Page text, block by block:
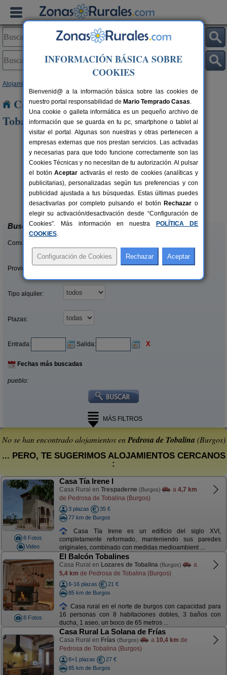
Alojamientos
Casas Rurales cerca de Pedrosa de
Tobalina
8-10+1 pers.
desde47 €
Casa Rural El Tirabeque
Ruyales del Agua (Burgos)
Buscar
Comunidades:
Provincias/Islas:
Tipo alquiler:
Plazas:
Entrada: Salida: X
Fechas más buscadas
pueblo:
MÁS FILTROS
No se han encontrado alojamientos enPedrosa de Tobalina (Burgos)
... PERO, TE SUGERIMOS ALOJAMIENTOS CERCANOS
:
8 Fotos
Video
Casa Tía Irene I
Casa Rural en Trespaderne (Burgos) a 4,7 km
de Pedrosa de Tobalina (Burgos)
3 plazas
35 €
77 km de Burgos
Casa Tía Irene es un edificio del siglo XVI,
completamente reformado, manteniendo sus paredes
originales, combinado con medidas medioambient ...
8 Fotos
El Balcón Tobalines
Casa Rural en Lozares de Tobalina (Burgos)
a
5,4 km de Pedrosa de Tobalina (Burgos)
6-16 plazas
21 €
85 km de Burgos
Casa rural en el norte de burgos con capacidad para
16 personas con 8 habitaciones dobles, 3 baños con
ducha, 1 aseo, un txoco de 65 metros ...
Casa Rural La Solana de Frías
Casa Rural en Frías (Burgos) a 10,4 km de
Pedrosa de Tobalina (Burgos)
8+1 plazas
27 €
85 km de Burgos
INFORMACIÓN BÁSICA SOBRE
COOKIES
Bienvenid@ a la información básica sobre las cookies de
nuestro portal responsabilidad de Mario Temprado Casas.
Una cookie o galleta informática es un pequeño archivo de
información que se guarda en tu pc, smartphone o tablet al
visitar el portal. Algunas son nuestras y otras pertenecen a
empresas externas que nos prestan servicios. Las activadas
y necesarias para que todo funcione correctamente son las
Cookies Técnicas y no necesitan de tu autorización. Al pulsar
el botónAceptar activarás el resto de cookies (analíticas y
publicitarias), personalizadas según tus preferencias y con
publicidad ajustada a tus búsquedas. Estas últimas puedes
desactivarlas por completo pulsando el botón Rechazar o
elegir su activación/desactivación desde “Configuración de
Cookies”. Más información en nuestra
POLÍTICA DE
COOKIES.